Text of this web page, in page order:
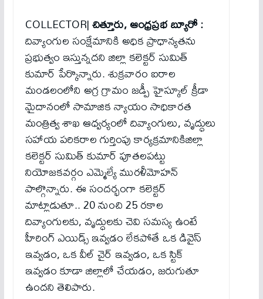
COLLECTOR|చిత్తూరు, ఆంధ్రప్రభ బ్యూరో :
దివ్యాంగుల సంక్షేమానికి అధిక ప్రాధాన్యతను
ప్రభుత్వం ఇస్తున్నదని జిల్లా కలెక్టర్ సుమిత్
కుమార్ పేర్కొన్నారు. శుక్రవారం ఐరాల
మండలంలోని అగ్ర గ్రామం జడ్పీ హైస్కూల్ క్రీడా
మైదానంలో సామాజిక న్యాయం సాధికారత
మంత్రిత్వ శాఖ ఆధ్వర్యంలో దివ్యాంగులు, వృద్ధులు
సహాయ పరికరాల గుర్తింపు కార్యక్రమానికిజిల్లా
కలెక్టర్ సుమిత్ కుమార్ పూతలపట్టు
నియోజకవర్గం ఎమ్మెల్యే మురళీమోహన్
పాల్గొన్నారు. ఈ సందర్భంగా కలెక్టర్
మాట్లాడుతూ.. 20 నుంచి 25 రకాల
దివ్యాంగులకు, వృద్ధులకు చెవి సమస్య ఉంటే
హీరింగ్ ఎయిడ్స్ ఇవ్వడం లేకపోతే ఒక డివైస్
ఇవ్వడం, ఒక వీల్ చైర్ ఇవ్వడం, ఒక స్టిక్
ఇవ్వడం కూడా జిల్లాలో చేయడం, జరుగుతూ
ఉందని తెలిపారు.